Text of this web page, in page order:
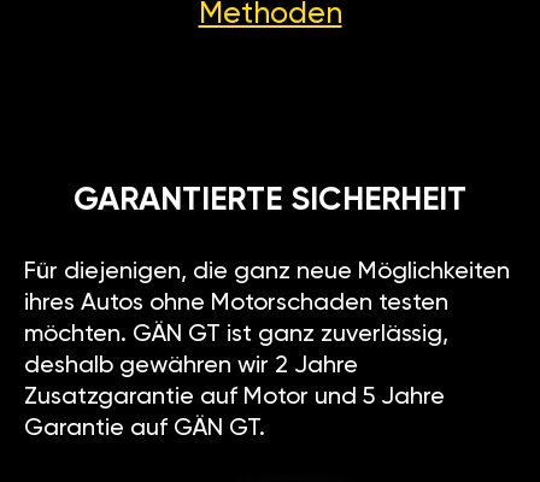
Methoden
GARANTIERTE SICHERHEIT
Für diejenigen, die ganz neue Möglichkeiten
ihres Autos ohne Motorschaden testen
möchten. GÄN GT ist ganz zuverlässig,
deshalb gewähren wir 2 Jahre
Zusatzgarantie auf Motor und 5 Jahre
Garantie auf GÄN GT.